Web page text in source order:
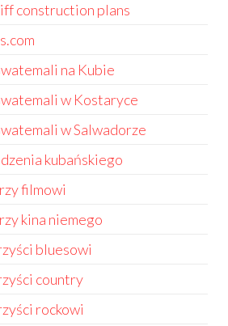
construction plans
na Kubie
w Kostaryce
w Salwadorze
kubańskiego
filmowi
kina niemego
bluesowi
country
rockowi